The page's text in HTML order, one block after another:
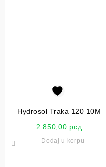
Hydrosol Traka 120 10M
2.850,00 рсд
Dodaj u korpu